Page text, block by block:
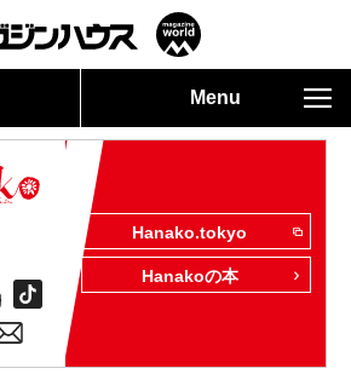
Menu
Hanako.tokyo
Hanakoの本